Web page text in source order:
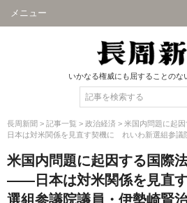
メニュー
いかなる権威にも屈することのな
長周新聞 > 記事一覧 > 政治経済 > 米国内問題に起
日本は対米関係を見直す契機に れいわ新選組参議
米国内問題に起因する国際
――日本は対米関係を見直
選組参議院議員・伊勢崎賢